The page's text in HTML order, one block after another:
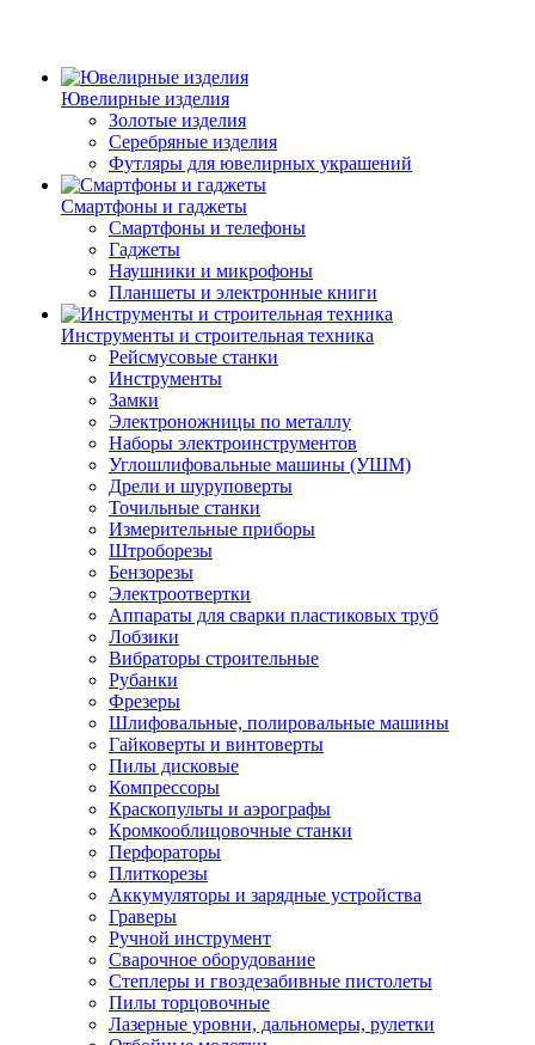
Ювелирные изделия
Золотые изделия
Серебряные изделия
Футляры для ювелирных украшений
Смартфоны и гаджеты
Смартфоны и телефоны
Гаджеты
Наушники и микрофоны
Планшеты и электронные книги
Инструменты и строительная техника
Рейсмусовые станки
Инструменты
Замки
Электроножницы по металлу
Наборы электроинструментов
Углошлифовальные машины (УШМ)
Дрели и шуруповерты
Точильные станки
Измерительные приборы
Штроборезы
Бензорезы
Электроотвертки
Аппараты для сварки пластиковых труб
Лобзики
Вибраторы строительные
Рубанки
Фрезеры
Шлифовальные, полировальные машины
Гайковерты и винтоверты
Пилы дисковые
Компрессоры
Краскопульты и аэрографы
Кромкооблицовочные станки
Перфораторы
Плиткорезы
Аккумуляторы и зарядные устройства
Граверы
Ручной инструмент
Сварочное оборудование
Степлеры и гвоздезабивные пистолеты
Пилы торцовочные
Лазерные уровни, дальномеры, рулетки